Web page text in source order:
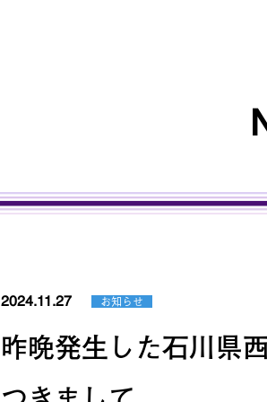
2024.11.27 お知らせ
昨晩発生した石川県